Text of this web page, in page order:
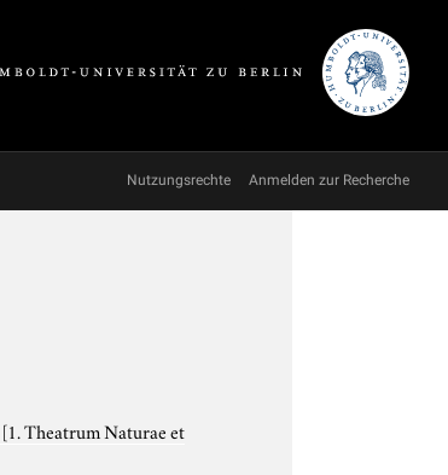
Nutzungsrechte Anmelden zur Recherche
[1. Theatrum Naturae et